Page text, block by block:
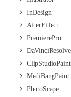
InDesign
AfterEffect
PremierePro
DaVinciResolve
ClipStudioPaint
MediBangPaint
PhotoScape